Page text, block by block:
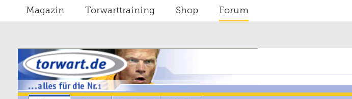
Magazin Torwarttraining Shop Forum